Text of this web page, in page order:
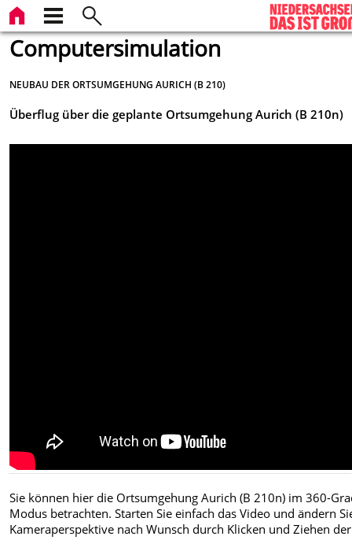
Computersimulation
NEUBAU DER ORTSUMGEHUNG AURICH (B 210)
Überflug über die geplante Ortsumgehung Aurich (B 210n)
Sie können hier die Ortsumgehung Aurich (B 210n) im 360-
Modus betrachten. Starten Sie einfach das Video und ändern
Kameraperspektive nach Wunsch durch Klicken und Ziehen der